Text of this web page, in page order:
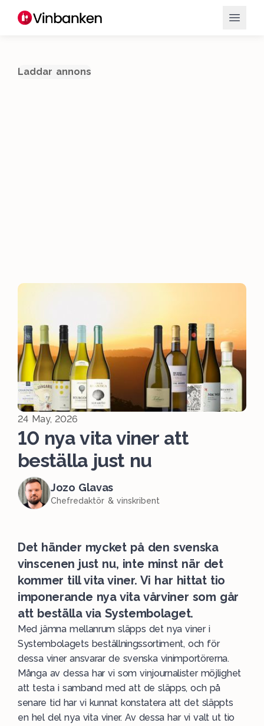
Laddar annons
24 May, 2026
10 nya vita viner att
beställa just nu
Jozo Glavas
Chefredaktör & vinskribent
Det händer mycket på den svenska
vinscenen just nu, inte minst när det
kommer till vita viner. Vi har hittat tio
imponerande nya vita vårviner som går
att beställa via Systembolaget.
Med jämna mellanrum släpps det nya viner i
Systembolagets beställningssortiment, och för
dessa viner ansvarar de svenska vinimportörerna.
Många av dessa har vi som vinjournalister möjlighet
att testa i samband med att de släpps, och på
senare tid har vi kunnat konstatera att det släppts
en hel del nya vitaviner. Av dessa har vi valt ut tio